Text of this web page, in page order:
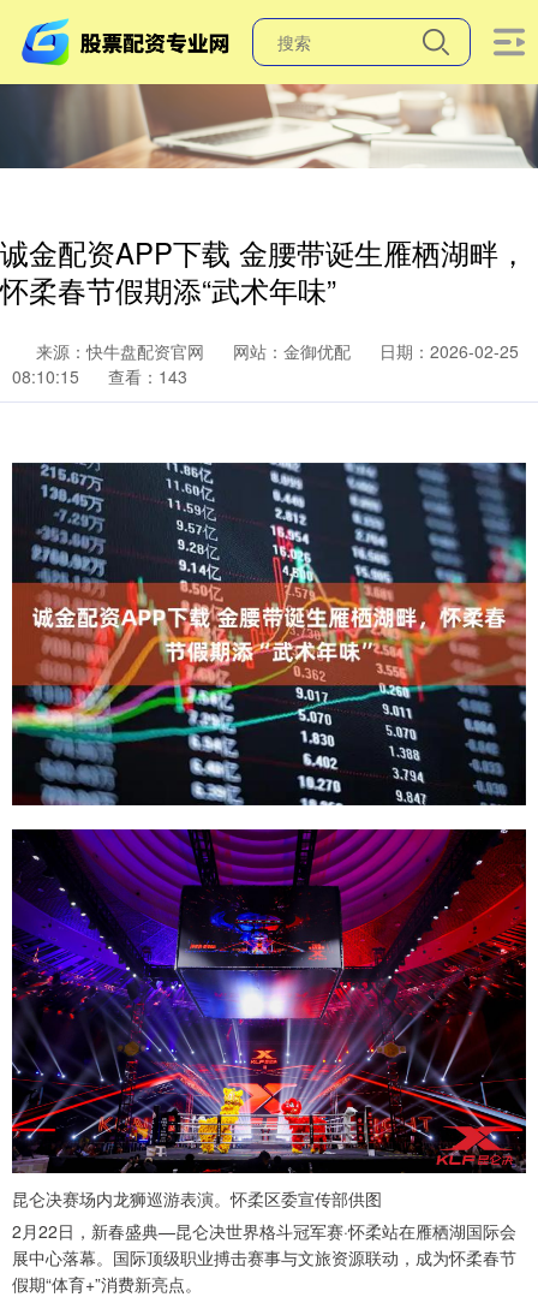
诚金配资APP下载 金腰带诞生雁栖湖畔，
怀柔春节假期添“武术年味”
来源：快牛盘配资官网 网站：金御优配
日期：2026-02-25
08:10:15
查看：143
昆仑决赛场内龙狮巡游表演。怀柔区委宣传部供图
2月22日，新春盛典—昆仑决世界格斗冠军赛·怀柔站在雁栖湖国际会
展中心落幕。国际顶级职业搏击赛事与文旅资源联动，成为怀柔春节
假期“体育+”消费新亮点。